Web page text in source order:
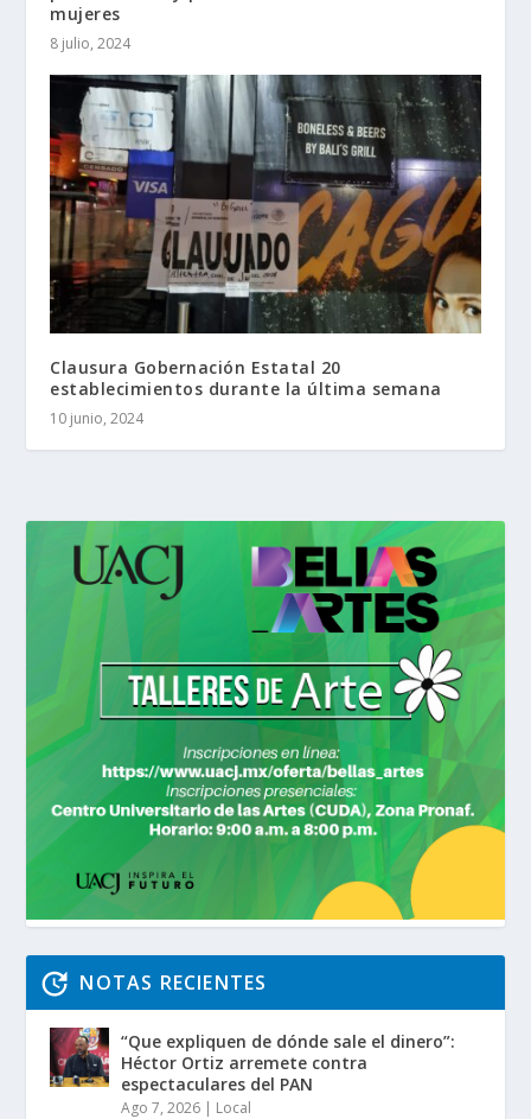
mujeres
8 julio, 2024
Clausura Gobernación Estatal 20
establecimientos durante la última semana
10 junio, 2024
NOTAS RECIENTES
“Que expliquen de dónde sale el dinero”:
Héctor Ortiz arremete contra
espectaculares del PAN
Ago 7, 2026 | Local